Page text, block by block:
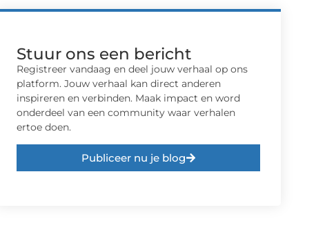
Stuur ons een bericht
Registreer vandaag en deel jouw verhaal op ons
platform. Jouw verhaal kan direct anderen
inspireren en verbinden. Maak impact en word
onderdeel van een community waar verhalen
ertoe doen.
Publiceer nu je blog